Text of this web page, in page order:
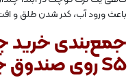
باعث ورود آب، کدر شدن طلق و
جمع‌بندی خرید
S5 روی صندوق چپ